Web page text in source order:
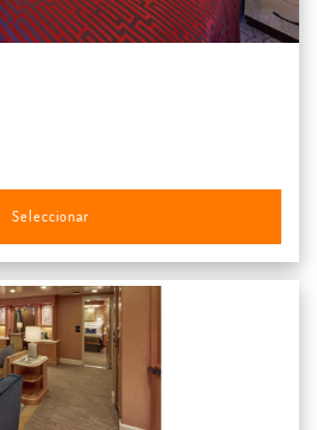
Seleccionar